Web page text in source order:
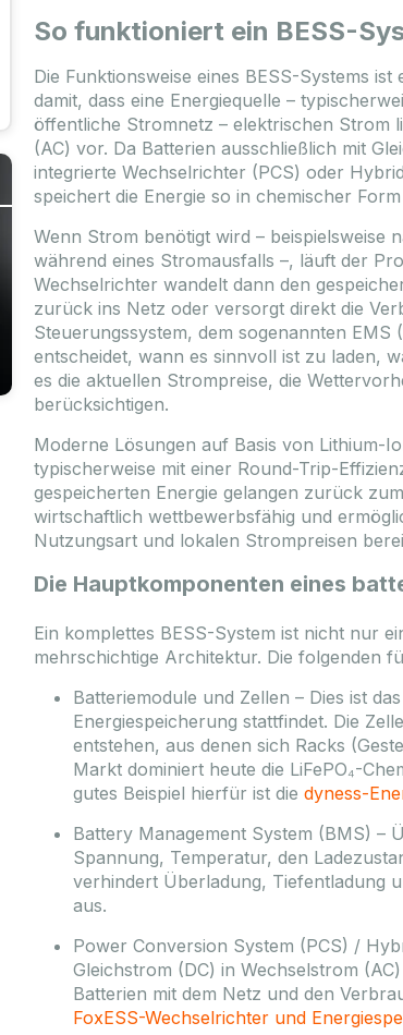
So funktioniert ein BESS-
Die Funktionsweise eines BESS-Systems
damit, dass eine Energiequelle –
öffentliche Stromnetz – elektrischen Strom
(AC) vor. Da Batterien ausschließlich mit
integrierte Wechselrichter (PCS) oder
speichert die Energie so in chemischer
Wenn Strom benötigt wird – beispielsweise
während eines Stromausfalls –, läuft der
Wechselrichter wandelt dann den
zurück ins Netz oder versorgt direkt die
Steuerungssystem, dem sogenannten
entscheidet, wann es sinnvoll ist zu laden,
es die aktuellen Strompreise, die
berücksichtigen.
Moderne Lösungen auf Basis von Lithium-
typischerweise mit einer Round-Trip-
gespeicherten Energie gelangen zurück
wirtschaftlich wettbewerbsfähig und
Nutzungsart und lokalen Strompreisen
Die Hauptkomponenten eines
Ein komplettes BESS-System ist nicht nur
mehrschichtige Architektur. Die folgenden
Batteriemodule und Zellen – Dies ist
Energiespeicherung stattfindet. Die
entstehen, aus denen sich Racks
Markt dominiert heute die LiFePO₄-
gutes Beispiel hierfür ist die dyness-
Battery Management System (BMS) –
Spannung, Temperatur, den
verhindert Überladung, Tiefentladung
aus.
Power Conversion System (PCS) /
Gleichstrom (DC) in Wechselstrom
Batterien mit dem Netz und den
FoxESS-Wechselrichter und
anzuzeigen!
Bitte